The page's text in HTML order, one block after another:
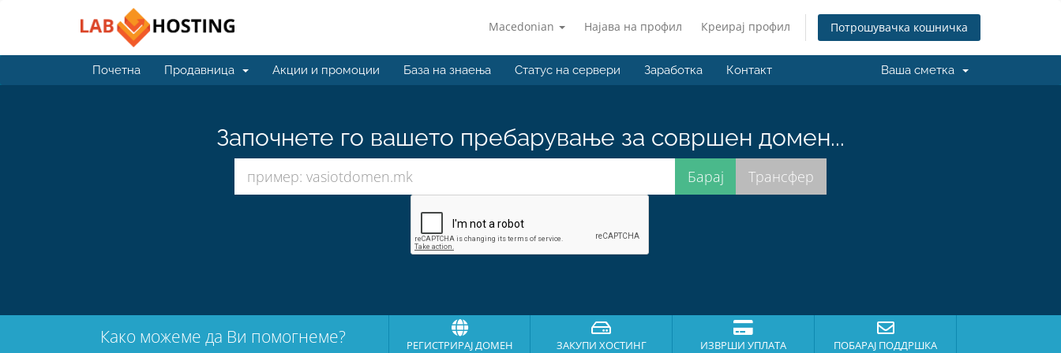
Macedonian Најава на профил Креирај профил Потрошувачка кошничка
Почетна Продавница Акции и промоции База на знаења Статус на сервери Заработка Контакт Ваша сметка
Започнете го вашето пребарување за совршен домен...
Како можеме да Ви помогнеме? РЕГИСТРИРАЈ ДОМЕН ЗАКУПИ ХОСТИНГ ИЗВРШИ УПЛАТА ПОБАРАЈ ПОДДРШКА